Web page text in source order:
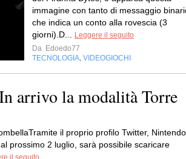
immagine con tanto di messaggio
che indica un conto alla rovescia (3
giorni).D...
Leggere il seguito
Da Edoedo77
TECNOLOGIA VIDEOGIOCHI
arrivo la modalità Torre
il proprio profilo Twitter, Nintendo
prossimo 2 luglio, sarà possibile scaricare
il seguito